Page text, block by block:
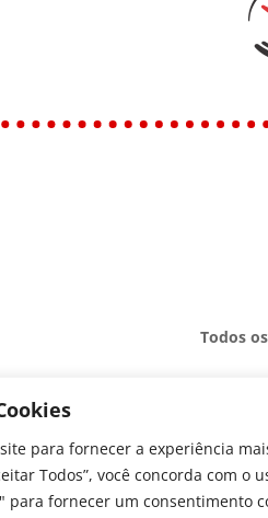
para fornecer a experiência
Todos”, você concorda com o
para fornecer um consentimento
Todos